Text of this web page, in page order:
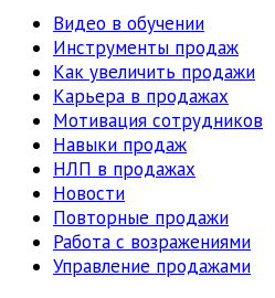
Видео в обучении
Инструменты продаж
Как увеличить продажи
Карьера в продажах
Мотивация сотрудников
Навыки продаж
НЛП в продажах
Новости
Повторные продажи
Работа с возражениями
Управление продажами